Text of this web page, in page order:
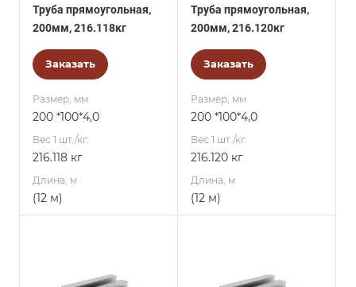
Труба прямоугольная,
200мм, 216.118кг
Заказать
Размер, мм
200 *100*4,0
Вес 1 шт./кг.
216.118 кг
Длина, м
(12 м)
Труба прямоугольная,
200мм, 216.120кг
Заказать
Размер, мм
200 *100*4,0
Вес 1 шт./кг.
216.120 кг
Длина, м
(12 м)